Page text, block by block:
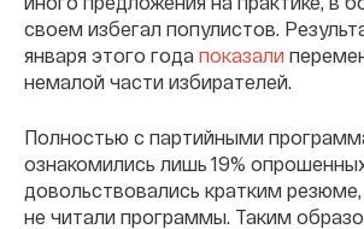
своем избегал популистов.
января этого года показали
немалой части избирателей.
Полностью с партийными
ознакомились лишь 19%
довольствовались кратким резюме,
не читали программы. Таким